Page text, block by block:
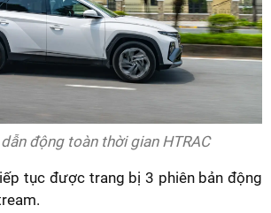
động toàn thời gian HTRAC
tục được trang bị 3 phiên bản động